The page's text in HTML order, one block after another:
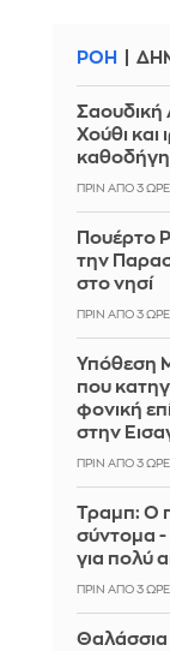
ΡΟΗ
Σαουδική
Χούθι και
ΠΡΙΝ ΑΠΌ 3
Πουέρτο
την
στο νησί
ΠΡΙΝ ΑΠΌ 3
Υπόθεση
που
φονική
στην
ΠΡΙΝ ΑΠΌ 3
Τραμπ: Ο
σύντομα -
για πολύ
ΠΡΙΝ ΑΠΌ 3